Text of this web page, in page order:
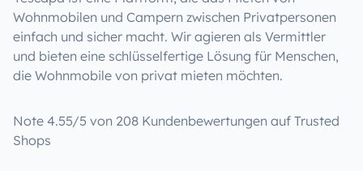
Wohnmobilen und Campern zwischen Privatpersonen
einfach und sicher macht. Wir agieren als Vermittler
und bieten eine schlüsselfertige Lösung für Menschen,
die Wohnmobile von privat mieten möchten.
Note 4.55/5 von 208 Kundenbewertungen auf Trusted
Shops